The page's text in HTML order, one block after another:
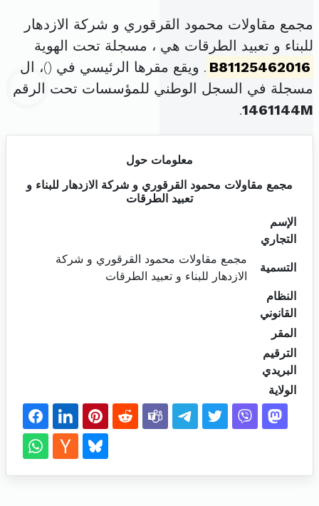
مجمع مقاولات محمود القرقوري و شركة الازدهار
للبناء و تعبيد الطرقات هي ، مسجلة تحت الهوية
B81125462016 . ويقع مقرها الرئيسي في ()، ال
مسجلة في السجل الوطني للمؤسسات تحت الرقم
1461144M
.
معلومات حول
مجمع مقاولات محمود القرقوري و شركة الازدهار للبناء و
تعبيد الطرقات
الإسم
التجاري
التسمية
مجمع مقاولات محمود القرقوري و شركة
الازدهار للبناء و تعبيد الطرقات
النظام
القانوني
المقر
الترقيم
البريدي
الولاية